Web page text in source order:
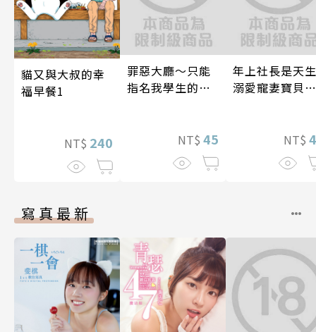
貓又與大叔的幸
福早餐1
NT$ 240
罪惡大廳～只能
指名我學生的店
NT$ 45
年上社長是天生
溺愛寵妻寶貝獸
就不會再孤單!?
NT$
寫真最新